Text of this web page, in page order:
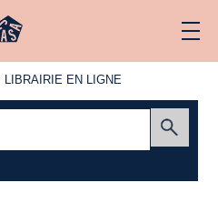
LIBRAIRIE
LIBRAIRIE EN LIGNE